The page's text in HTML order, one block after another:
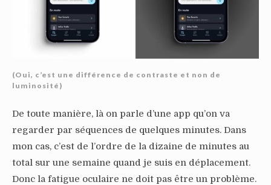
(Oui, c’est une différence de contraste et non de
luminosité)
De toute manière, là on parle d’une app qu’on va
regarder par séquences de quelques minutes. Dans
mon cas, c’est de l’ordre de la dizaine de minutes au
total sur une semaine quand je suis en déplacement.
Donc la fatigue oculaire ne doit pas être un problème.